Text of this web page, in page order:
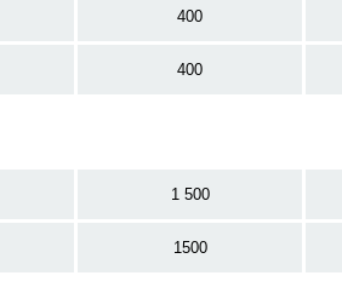
400
400
1 500
1500